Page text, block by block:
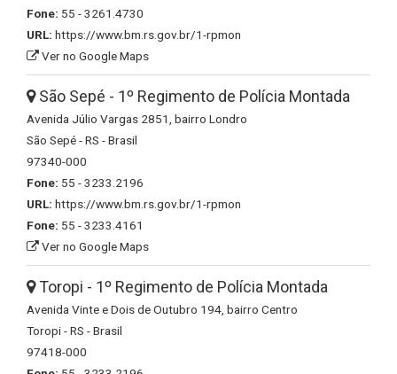
Fone: 55 - 3261.4730
URL: https://www.bm.rs.gov.br/1-rpmon
Ver no Google Maps
São Sepé - 1º Regimento de Polícia Montada
Avenida Júlio Vargas 2851, bairro Londro
São Sepé - RS - Brasil
97340-000
Fone: 55 - 3233.2196
URL: https://www.bm.rs.gov.br/1-rpmon
Fone: 55 - 3233.4161
Ver no Google Maps
Toropi - 1º Regimento de Polícia Montada
Avenida Vinte e Dois de Outubro 194, bairro Centro
Toropi - RS - Brasil
97418-000